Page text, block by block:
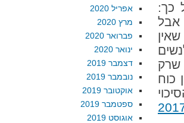
כך:
אבל
שרק
כוח
עבירות המין בשנת 2017
אפריל 2020
מרץ 2020
פברואר 2020
ינואר 2020
דצמבר 2019
נובמבר 2019
אוקטובר 2019
ספטמבר 2019
אוגוסט 2019